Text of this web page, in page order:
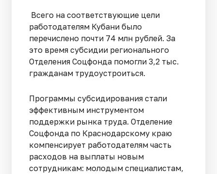
Всего на соответствующие цели
работодателям Кубани было
перечислено почти 74 млн рублей. За
это время субсидии регионального
Отделения Соцфонда помогли 3,2 тыс.
гражданам трудоустроиться.
Программы субсидирования стали
эффективным инструментом
поддержки рынка труда. Отделение
Соцфонда по Краснодарскому краю
компенсирует работодателям часть
расходов на выплаты новым
сотрудникам: молодым специалистам,